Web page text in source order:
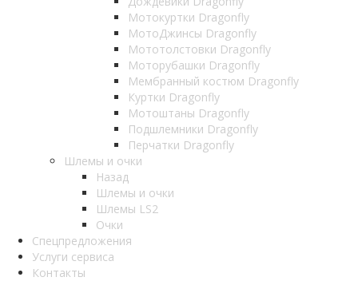
Мотокуртки Dragonfly
МотоДжинсы Dragonfly
Мототолстовки Dragonfly
Моторубашки Dragonfly
Мембранный костюм Dragonfly
Куртки Dragonfly
Мотоштаны Dragonfly
Подшлемники Dragonfly
Перчатки Dragonfly
Шлемы и очки
Назад
Шлемы и очки
Шлемы LS2
Очки
Спецпредложения
Услуги сервиса
Контакты